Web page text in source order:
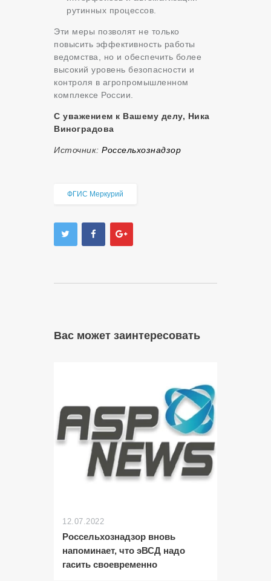
рутинных процессов.
Эти меры позволят не только
повысить эффективность работы
ведомства, но и обеспечить более
высокий уровень безопасности и
контроля в агропромышленном
комплексе России.
С уважением к Вашему делу, Ника
Виноградова
Источник: Россельхознадзор
ФГИС Меркурий
Вас может заинтересовать
12.07.2022
Россельхознадзор вновь
напоминает, что эВСД надо
гасить своевременно